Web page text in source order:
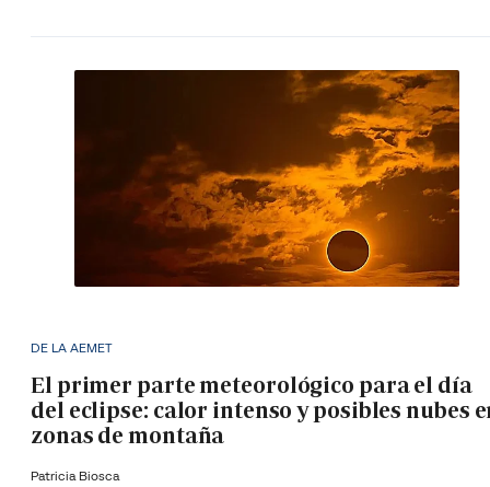
DE LA AEMET
El primer parte meteorológico para el día
del eclipse: calor intenso y posibles nubes
zonas de montaña
Patricia Biosca